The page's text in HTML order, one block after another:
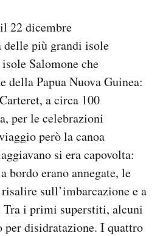
22 dicembre
più grandi isole
Salomone che
della Papua Nuova Guinea:
a circa 100
per le celebrazioni
però la canoa
si era capovolta:
bordo erano annegate, le
sull’imbarcazione e a
Tra i primi superstiti, alcuni
per disidratazione. I quattro